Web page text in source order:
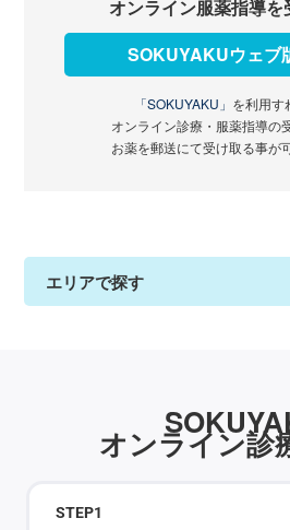
オンライン服薬指導を
SOKUYAKUウェブ
「SOKUYAKU」 を利用す
オンライン診療・服薬指導の
お薬を郵送にて受け取る事が
エリアで探す
オンライン診
STEP1